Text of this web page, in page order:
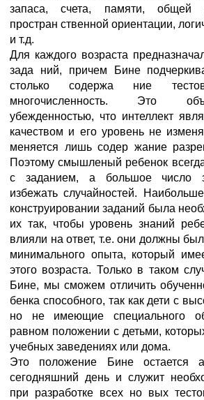
запаса, счета, памяти, общей
простран ственной ориентации,
и т.д.
Для каждого возраста
зада ний, причем Бине
столько содержа ние
многочисленность. Это
убежденностью, что интеллект
качеством и его уровень не
меняется лишь содер жание
Поэтому смышленый ребенок
с заданием, а большое число
избежать случайностей.
конструировании заданий была
их так, чтобы уровень знаний
влияли на ответ, т.е. они должны
минимального опыта, который
этого возраста. Только в таком
Бине, мы сможем отличить
бенка способного, так как дети с
но не имеющие специального
равном положении с детьми,
учебных заведениях или дома.
Это положение Бине остается
сегодняшний день и служит
при разработке всех но вых